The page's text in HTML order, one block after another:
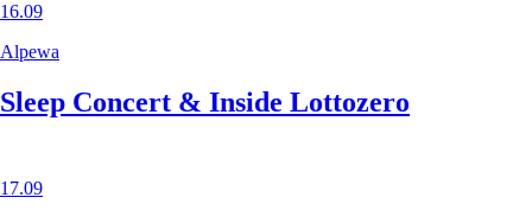
16.09
Alpewa
Sleep Concert & Inside Lottozero
17.09